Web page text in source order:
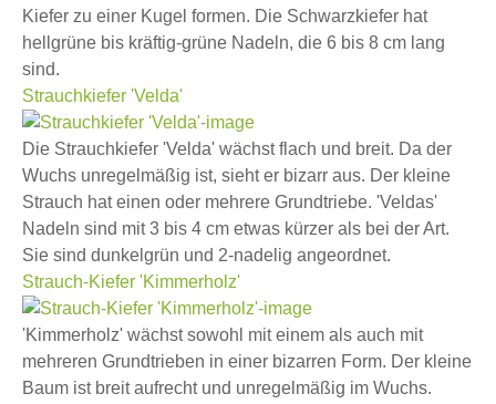
Kiefer zu einer Kugel formen. Die Schwarzkiefer hat
hellgrüne bis kräftig-grüne Nadeln, die 6 bis 8 cm lang
sind.
Strauchkiefer 'Velda'
Die Strauchkiefer 'Velda' wächst flach und breit. Da der
Wuchs unregelmäßig ist, sieht er bizarr aus. Der kleine
Strauch hat einen oder mehrere Grundtriebe. 'Veldas'
Nadeln sind mit 3 bis 4 cm etwas kürzer als bei der Art.
Sie sind dunkelgrün und 2-nadelig angeordnet.
Strauch-Kiefer 'Kimmerholz'
'Kimmerholz' wächst sowohl mit einem als auch mit
mehreren Grundtrieben in einer bizarren Form. Der kleine
Baum ist breit aufrecht und unregelmäßig im Wuchs.